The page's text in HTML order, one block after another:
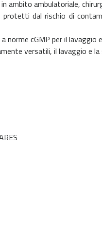
ambito ambulatoriale,
protetti dal rischio di
norme cGMP per il
versatili, il lavaggio e